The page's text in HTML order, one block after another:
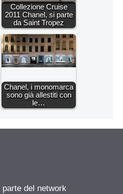
Collezione Cruise
2011 Chanel, si parte
da Saint Tropez
Chanel, i monomarca
sono già allestiti con
le…
parte del network